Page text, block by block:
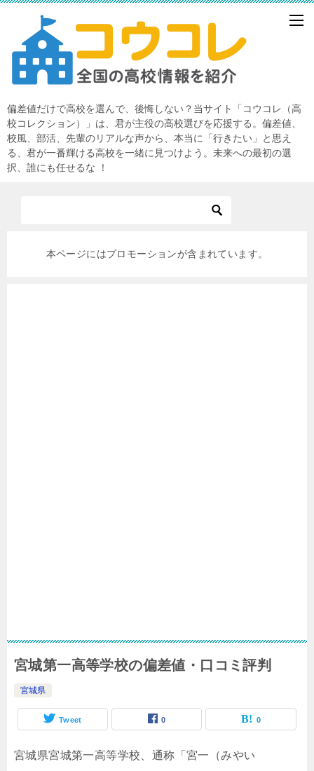
偏差値だけで高校を選んで、後悔しない？当サイト「コウコレ（高
校コレクション）」は、君が主役の高校選びを応援する。偏差値、
校風、部活、先輩のリアルな声から、本当に「行きたい」と思え
る、君が一番輝ける高校を一緒に見つけよう。未来への最初の選
択、誰にも任せるな ！
本ページにはプロモーションが含まれています。
宮城第一高等学校の偏差値・口コミ評判
宮城県
Tweet 0 0
宮城県宮城第一高等学校、通称「宮一（みやい